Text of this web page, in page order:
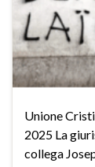
Unione
2025 La
collega